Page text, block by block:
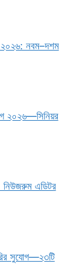
নবম–দশম
২০২৬—সিনিয়র
নিউজরুম এডিটর
সুযোগ—২৩টি